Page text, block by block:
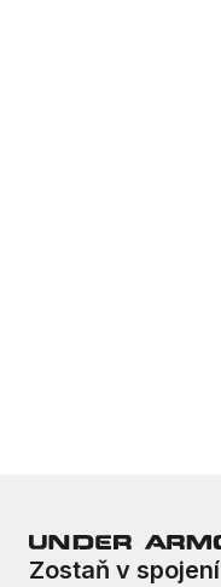
Zostaň v spojení